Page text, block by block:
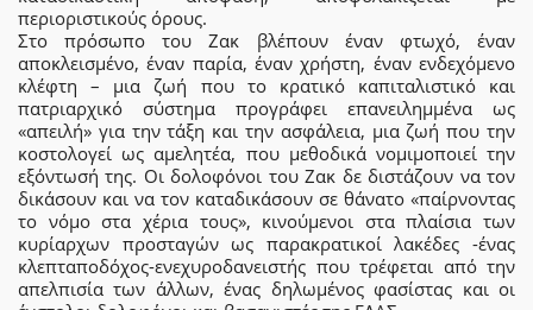
περιοριστικούς όρους.
Στο πρόσωπο του Ζακ βλέπουν έναν φτωχό, έναν
αποκλεισμένο, έναν παρία, έναν χρήστη, έναν ενδεχόμενο
κλέφτη – μια ζωή που το κρατικό καπιταλιστικό και
πατριαρχικό σύστημα προγράφει επανειλημμένα ως
«απειλή» για την τάξη και την ασφάλεια, μια ζωή που την
κοστολογεί ως αμελητέα, που μεθοδικά νομιμοποιεί την
εξόντωσή της. Οι δολοφόνοι του Ζακ δε διστάζουν να τον
δικάσουν και να τον καταδικάσουν σε θάνατο «παίρνοντας
το νόμο στα χέρια τους», κινούμενοι στα πλαίσια των
κυρίαρχων προσταγών ως παρακρατικοί λακέδες -ένας
κλεπταποδόχος-ενεχυροδανειστής που τρέφεται από την
απελπισία των άλλων, ένας δηλωμένος φασίστας και οι